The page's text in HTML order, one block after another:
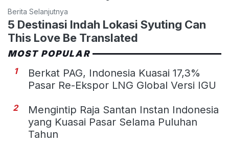
Berita Selanjutnya
5 Destinasi Indah Lokasi Syuting Can
This Love Be Translated
MOST POPULAR
1
Berkat PAG, Indonesia Kuasai 17,3%
Pasar Re-Ekspor LNG Global Versi IGU
2
Mengintip Raja Santan Instan Indonesia
yang Kuasai Pasar Selama Puluhan
Tahun